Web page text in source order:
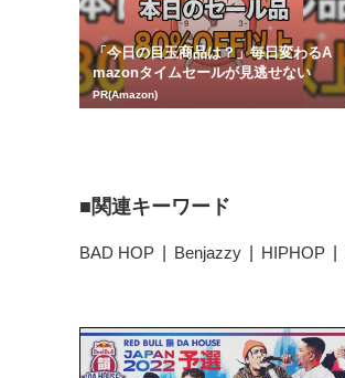
「今日の目玉商品は？」毎日変わるA
mazonタイムセールが見逃せない
PR(Amazon)
関連キーワード
BAD HOP Benjazzy HIPHOP